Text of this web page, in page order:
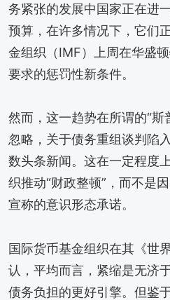
务紧张的发展中国家正在进
预算，在许多情况下，它们
金组织（IMF）上周在华盛
要求的惩罚性新条件。
然而，这一趋势在所谓的“斯
忽略，关于债务重组谈判陷
数头条新闻。这在一定程度
织推动“财政整顿”，而不是
宣称的意识形态承诺。
国际货币基金组织在其《世
认，平均而言，紧缩是无济
债务负担的更好引擎。但鉴